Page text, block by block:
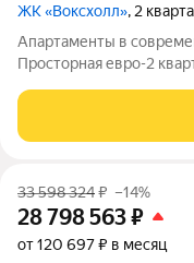
ЖК «Воксхолл», 2
Апартаменты в
Просторная евро-2
потолки 3.2 метра
объем и комфорт.
33 598 324₽ –14%
28 798 563₽
от 120 697 ₽ в месяц